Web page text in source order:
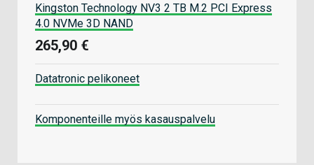
Kingston Technology NV3 2 TB M.2 PCI Express
4.0 NVMe 3D NAND
265,90 €
Datatronic pelikoneet
Komponenteille myös kasauspalvelu